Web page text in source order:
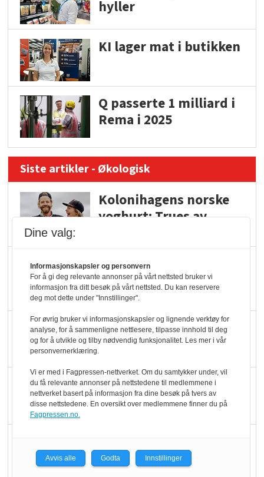
hyller
KI lager mat i butikken
Q passerte 1 milliard i
Rema i 2025
Siste artikler - Økologisk
Kolonihagens norske
yoghurt: Trues av
Marit Kolby vant
Økologisk Norge sin
hederspris
Blir enklere å velge
økologisk i butikkhylla
Kolonihagen sliter
med å få tak i nok melk
er klare! Er markedet
Dine valg:
Informasjonskapsler og personvern
For å gi deg relevante annonser på vårt nettsted bruker vi
informasjon fra ditt besøk på vårt nettsted. Du kan reservere
deg mot dette under "Innstillinger".
For øvrig bruker vi informasjonskapsler og lignende verktøy for
analyse, for å sammenligne nettlesere, tilpasse innhold til deg
og for å utvikle og tilby nødvendig funksjonalitet. Les mer i vår
personvernerklæring.
Vi er med i Fagpressen-nettverket. Om du samtykker under, vil
du få relevante annonser på nettstedene til medlemmene i
nettverket basert på informasjon fra dine besøk på tvers av
disse nettstedene. En oversikt over medlemmene finner du på
Fagpressen.no.
Avvis alle Godta Innstillinger